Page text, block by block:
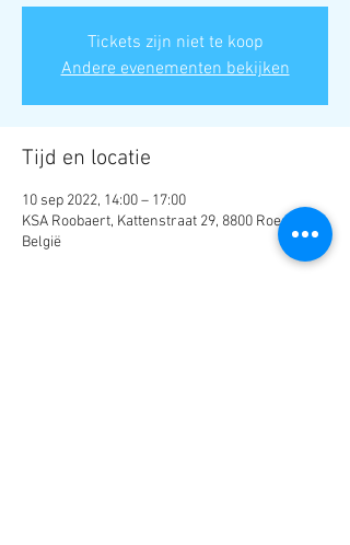
Tickets zijn niet te koop
Andere evenementen bekijken
Tijd en locatie
10 sep 2022, 14:00 – 17:00
KSA Roobaert, Kattenstraat 29, 8800 Roeselare,
België